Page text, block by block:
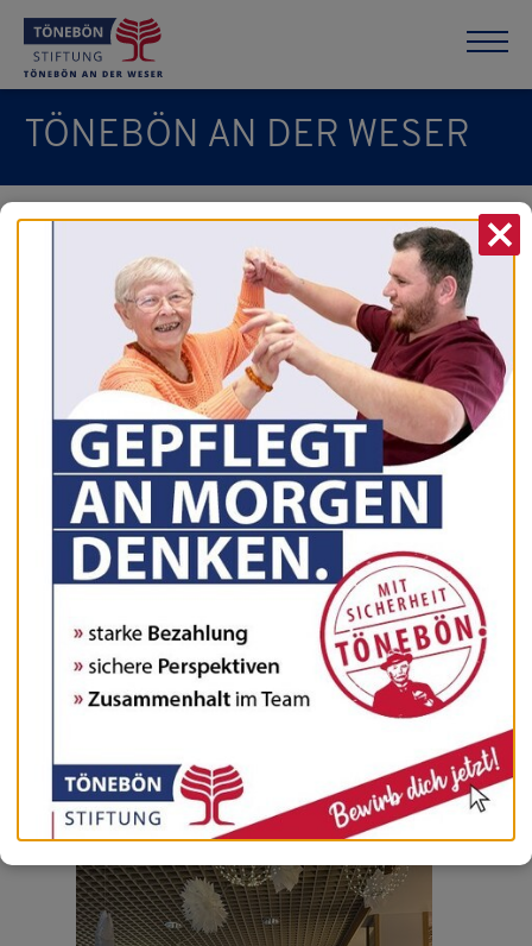
TÖNEBÖN AN DER WESER
vorherige News nächste News
zur Übersicht
08.01.2025
Neujahrsempfang
Am 08.01.2025 wurde der Neujahrsempfang von Ihnen
sehr gut besucht.
Am 08.01.2025 wurde der Neujahrsempfang von Ihnen
sehr gut besucht. Alle Teilnehmer lauschten gespannt den
vorgetragenen Gedichten und verfolgten aufmerksam die
Präsentation mit Fotos von den vergangenen Angeboten
und Veranstaltungen 2024. Zum Abschluss bekam jeder
Teilnehmer einen Jahresrückblick in Papierform
Das war ein schöner Abschluss von 2024 und zu gleich
ein super Start für 2025.
X